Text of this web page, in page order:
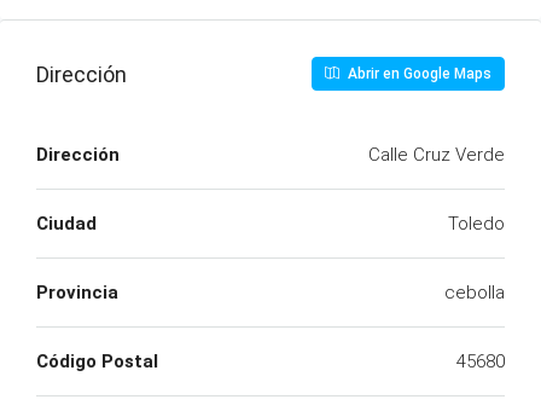
Dirección Abrir en Google Maps
Dirección Calle Cruz Verde
Ciudad Toledo
Provincia cebolla
Código Postal 45680